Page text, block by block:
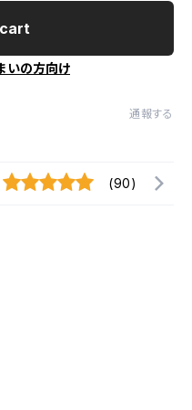
いの方向け
通報する
(90)